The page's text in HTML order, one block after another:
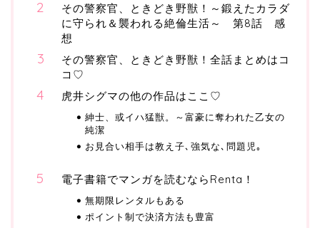
その警察官、ときどき野獣！～鍛えたカラダ
に守られ＆襲われる絶倫生活～ 第8話 感
想
その警察官、ときどき野獣！全話まとめはコ
コ♡
虎井シグマの他の作品はここ♡
紳士、或イハ猛獣。～富豪に奪われた乙女の
純潔
お見合い相手は教え子､強気な､問題児｡
電子書籍でマンガを読むならRenta！
無期限レンタルもある
ポイント制で決済方法も豊富